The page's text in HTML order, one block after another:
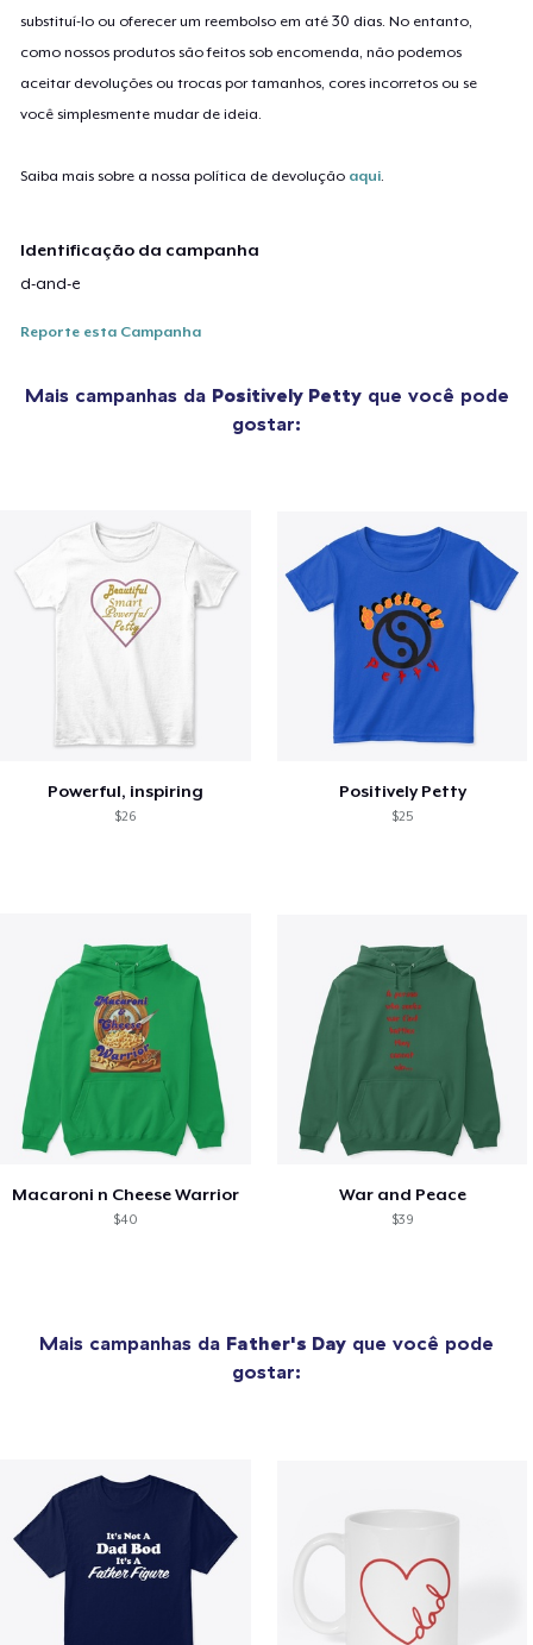
substituí-lo ou oferecer um reembolso em até 30 dias. No entanto,
como nossos produtos são feitos sob encomenda, não podemos
aceitar devoluções ou trocas por tamanhos, cores incorretos ou se
você simplesmente mudar de ideia.
Saiba mais sobre a nossa política de devolução aqui
Identificação da campanha
d-and-e
Reporte esta Campanha
Mais campanhas da Positively Pettyque você pode
gostar:
Powerful, inspiring
$26
Positively Petty
$25
Macaroni n Cheese Warrior
$40
War and Peace
$39
Mais campanhas da Father's Day que você pode
gostar: